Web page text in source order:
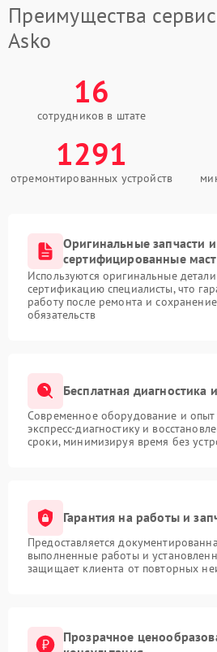
Преимущества
Asko
16
сотрудников в штате
1291
отремонтированных устройств
Оригинальные запчасти и
сертифицированные
Используются оригинальные
сертификацию специалисты, что
работу после ремонта и
обязательств
Бесплатная
Современное оборудование и опыт
экспресс-диагностику и
сроки, минимизируя время без
Гарантия на работы и
Предоставляется
выполненные работы и
защищает клиента от повторных
Прозрачное